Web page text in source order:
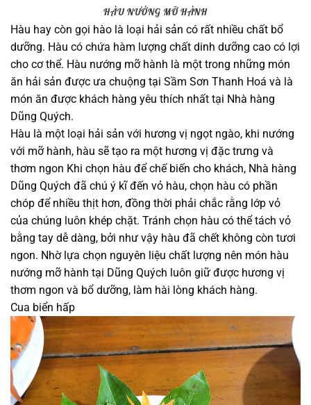
HÀU NƯỚNG MỠ HÀNH
Hàu hay còn gọi hào là loại hải sản có rất nhiều chất bổ
dưỡng. Hàu có chứa hàm lượng chất dinh dưỡng cao có lợi
cho cơ thể. Hàu nướng mỡ hành là một trong những món
ăn hải sản được ưa chuộng tại Sầm Sơn Thanh Hoá và là
món ăn được khách hàng yêu thích nhất tại Nhà hàng
Dũng Quých.
Hàu là một loại hải sản với hương vị ngọt ngào, khi nướng
với mỡ hành, hàu sẽ tạo ra một hương vị đặc trưng và
thơm ngon Khi chọn hàu để chế biến cho khách, Nhà hàng
Dũng Quých đã chú ý kĩ đến vỏ hàu, chọn hàu có phần
chóp để nhiều thịt hơn, đồng thời phải chắc rằng lớp vỏ
của chúng luôn khép chặt. Tránh chọn hàu có thể tách vỏ
bằng tay dễ dàng, bởi như vậy hàu đã chết không còn tươi
ngon. Nhờ lựa chọn nguyên liệu chất lượng nên món hàu
nướng mỡ hành tại Dũng Quých luôn giữ được hương vị
thơm ngon và bổ dưỡng, làm hài lòng khách hàng.
Cua biển hấp